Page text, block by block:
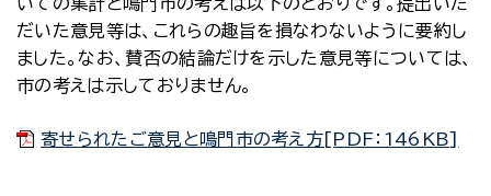
だいた意見等は、これらの趣旨を損なわないように要約し
ました。なお、賛否の結論だけを示した意見等については、
市の考えは示しておりません。
寄せられたご意見と鳴門市の考え方[PDF：146KB]